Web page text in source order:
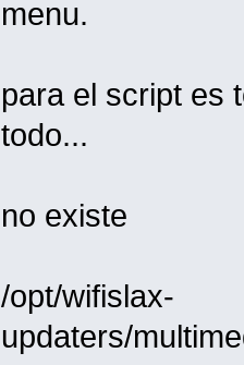
menu.
para el script es
todo...
no existe
/opt/wifislax-
updaters/